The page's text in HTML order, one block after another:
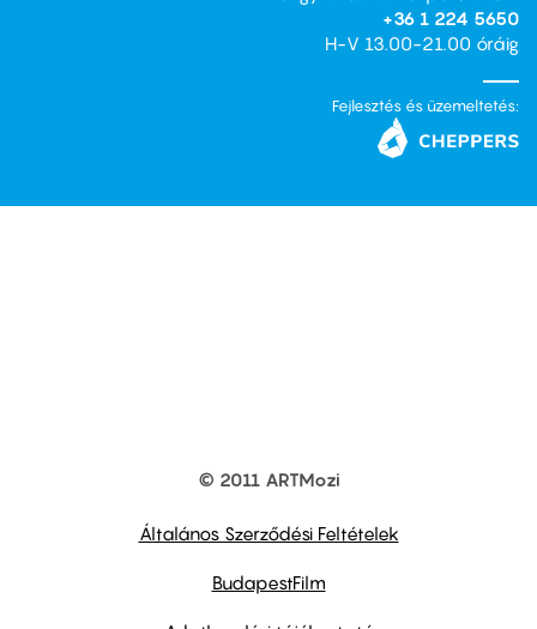
+36 1 224 5650
H-V 13.00-21.00 óráig
Fejlesztés és üzemeltetés:
© 2011 ARTMozi
Általános Szerződési Feltételek
BudapestFilm